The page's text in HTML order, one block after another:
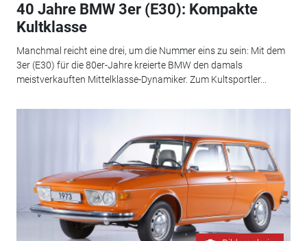
40 Jahre BMW 3er (E30): Kompakte
Kultklasse
Manchmal reicht eine drei, um die Nummer eins zu sein: Mit dem
3er (E30) für die 80er-Jahre kreierte BMW den damals
meistverkauften Mittelklasse-Dynamiker. Zum Kultsportler...